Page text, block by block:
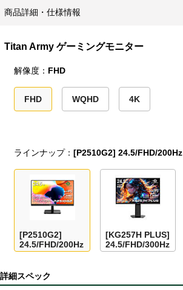
商品詳細・仕様情報
Titan Army ゲーミングモニター
解像度： FHD
FHD WQHD 4K
ラインナップ：[P2510G2] 24.5/FHD/200Hz
[P2510G2]
24.5/FHD/200Hz
[KG257H PLUS]
24.5/FHD/300Hz
詳細スペック